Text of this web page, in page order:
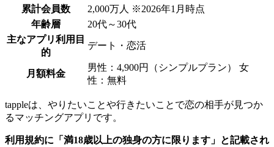
累計会員数
2,000万人 ※2026年1月時点
年齢層
20代～30代
主なアプリ利用目
的
デート・恋活
月額料金
男性：4,900円（シンプルプラン） 女
性：無料
tappleは、やりたいことや行きたいことで恋の相手が見つか
るマッチングアプリです。
利用規約に「満18歳以上の独身の方に限ります」と記載され